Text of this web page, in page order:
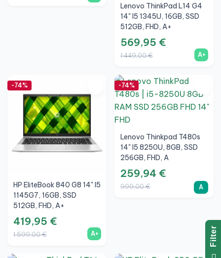
Lenovo ThinkPad L14 G4
14" I5 1345U, 16GB, SSD
512GB, FHD, A+
569,95 €
1 449,00 € A+
-74%
HP EliteBook 840 G8 14" I5
1145G7, 16GB, SSD
512GB, FHD, A+
419,95 €
1 599,00 € A+
-74%
Lenovo Thinkpad T480s
14" I5 8250U, 8GB, SSD
256GB, FHD, A
259,94 €
999,00 € A
R